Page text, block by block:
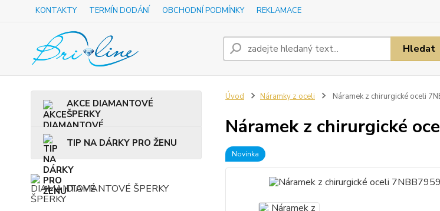
KONTAKTY TERMÍN DODÁNÍ OBCHODNÍ PODMÍNKY REKLAMACE
Hledat
AKCE DIAMANTOVÉ
ŠPERKY
TIP NA DÁRKY PRO ŽENU
DIAMANTOVÉ ŠPERKY
Úvod Náramky z oceli Náramek z chirurgické oceli
Náramek z chirurgické
Novinka